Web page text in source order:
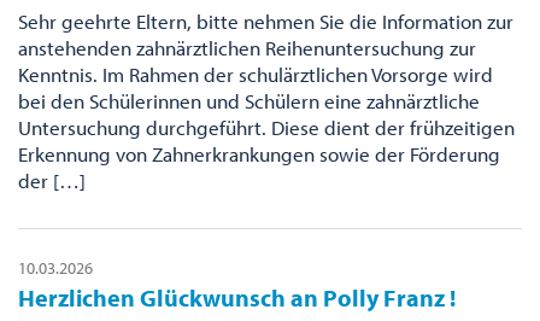
Sehr geehrte Eltern, bitte nehmen Sie die Information zur
anstehenden zahnärztlichen Reihenuntersuchung zur
Kenntnis. Im Rahmen der schulärztlichen Vorsorge wird
bei den Schülerinnen und Schülern eine zahnärztliche
Untersuchung durchgeführt. Diese dient der frühzeitigen
Erkennung von Zahnerkrankungen sowie der Förderung
der […]
10.03.2026
Herzlichen Glückwunsch an Polly Franz !